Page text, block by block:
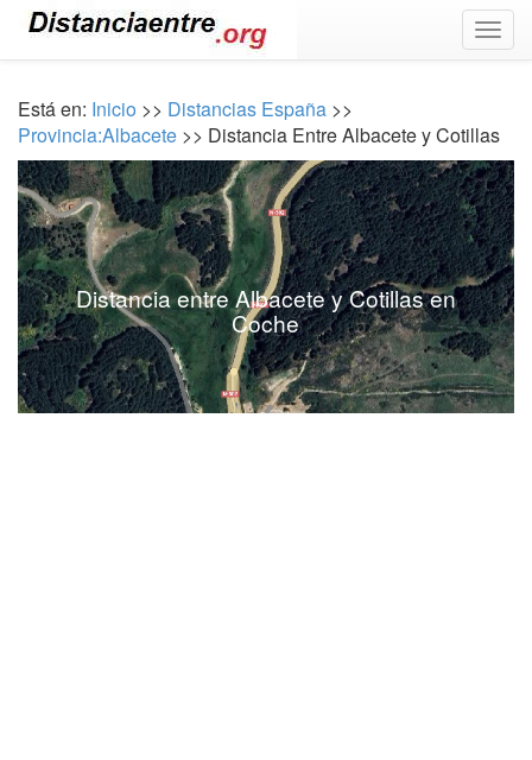
Está en: Inicio >> Distancias España >>
Provincia:Albacete >> Distancia Entre Albacete y Cotillas
Distancia entre Albacete y Cotillas en
Coche